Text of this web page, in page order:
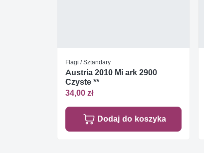
Flagi / Sztandary
Austria 2010 Mi ark 2900
Czyste **
34,00 zł
Dodaj do koszyka